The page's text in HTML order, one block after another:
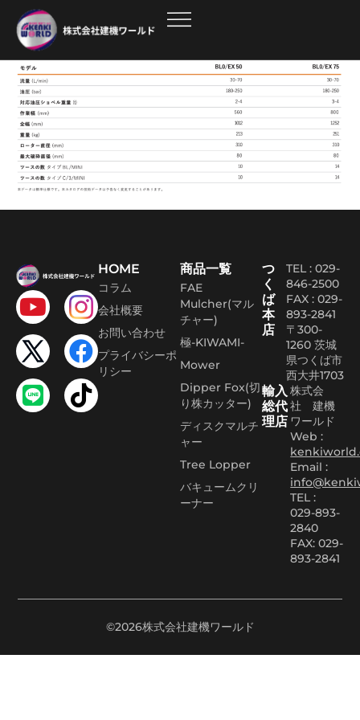
HOME
コラム
会社概要
お問い合わせ
プライバシーポ
リシー
商品一覧
FAE
Mulcher(マル
チャー)
極-KIWAMI-
Mower
Dipper Fox(切
り株カッター)
ディスクマルチ
ャー
Tree Lopper
バキュームクリ
ーナー
つ
く
ば
本
店
TEL : 029-
846-2500
FAX : 029-
893-2841
〒300-
1260 茨城
県つくば市
西大井1703
輸入
総代
理店
株式会
社 建機
ワールド
Web :
Email :
TEL :
029-893-
2840
FAX: 029-
893-2841
©2026株式会社建機ワールド